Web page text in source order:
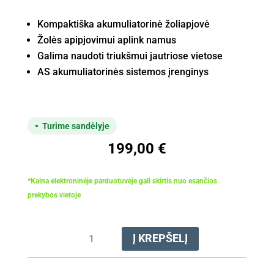
Kompaktiška akumuliatorinė žoliapjovė
Žolės apipjovimui aplink namus
Galima naudoti triukšmui jautriose vietose
AS akumuliatorinės sistemos įrenginys
Turime sandėlyje
199,00 €
*Kaina elektroninėje parduotuvėje gali skirtis nuo esančios
prekybos vietoje
kiekis:
Žoliapjovė
Į KREPŠELĮ